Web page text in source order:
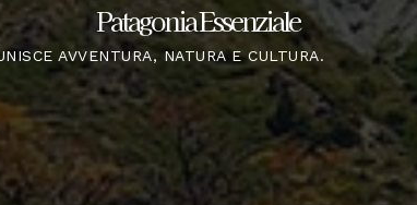
Patagonia Essenziale
AVVENTURA, NATURA E CULTURA.